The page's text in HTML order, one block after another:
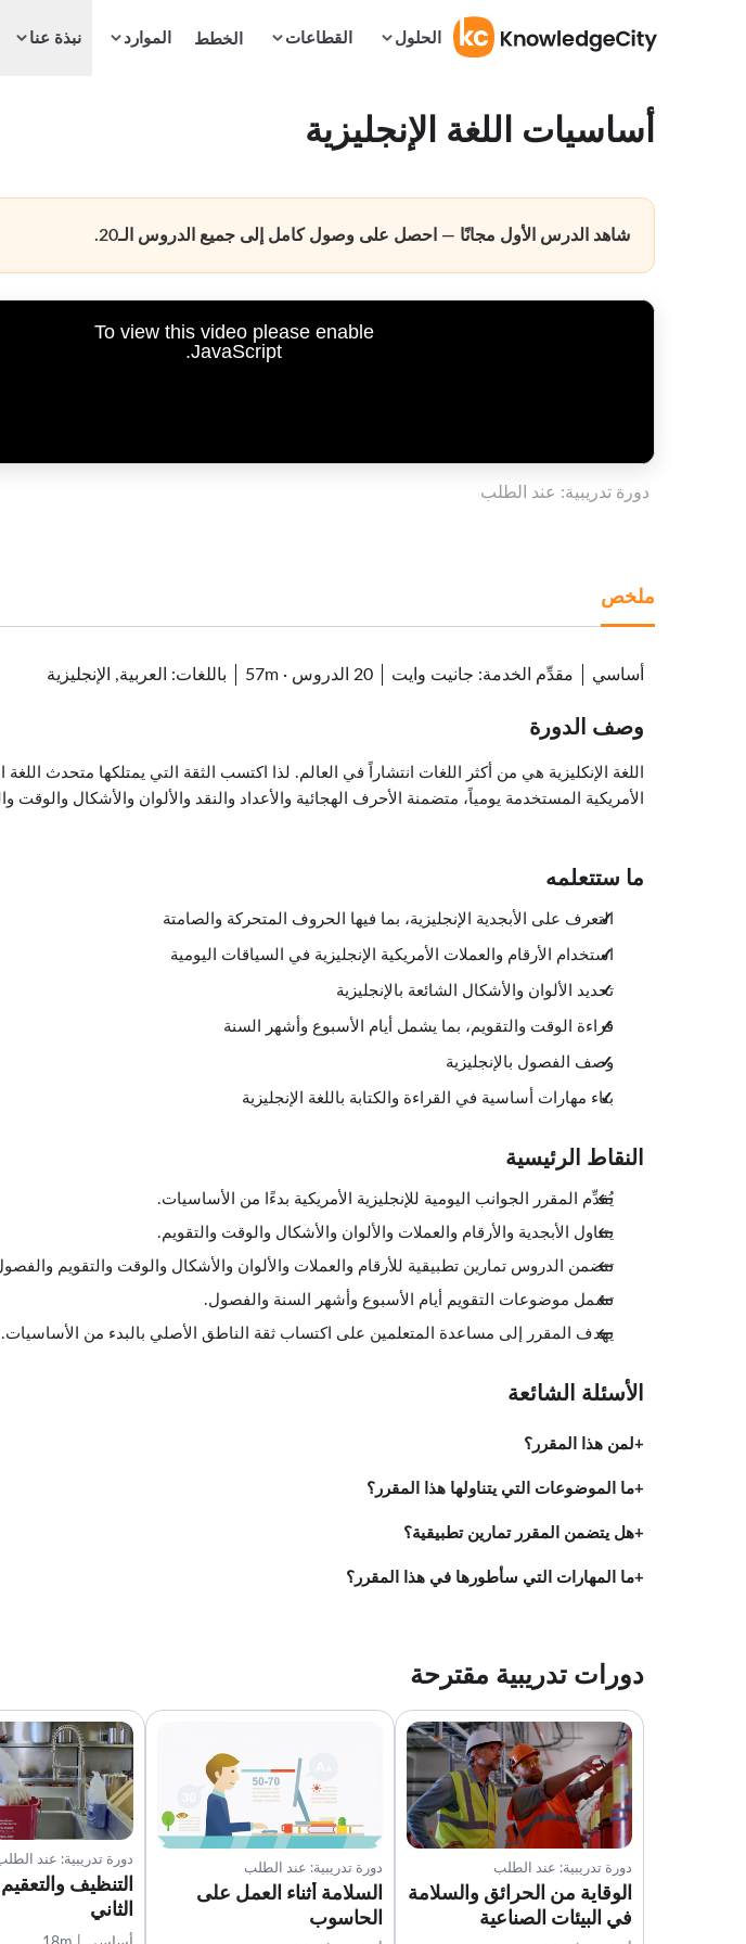
الحلول القطاعات الخطط الموارد نبذة عنا
أساسيات اللغة الإنجليزية
شاهد الدرس الأول مجانًا — احصل على وصول كامل إلى جميع الدروس الـ20.
To view this video please enable
JavaScript.
دورة تدريبية: عند الطلب
ملخص
أساسي مقدِّم الخدمة: جانيت وايت 20 الدروس ·
57m باللغات: العربية, الإنجليزية
وصف الدورة
اللغة الإنكليزية هي من أكثر اللغات انتشاراً في العالم. لذا اكتسب الثقة التي يمتلكها متحدث
الأمريكية المستخدمة يومياً، متضمنة الأحرف الهجائية والأعداد والنقد والألوان والأشكال والوقت
ما ستتعلمه
التعرف على الأبجدية الإنجليزية، بما فيها الحروف المتحركة والصامتة
استخدام الأرقام والعملات الأمريكية الإنجليزية في السياقات اليومية
تحديد الألوان والأشكال الشائعة بالإنجليزية
قراءة الوقت والتقويم، بما يشمل أيام الأسبوع وأشهر السنة
وصف الفصول بالإنجليزية
بناء مهارات أساسية في القراءة والكتابة باللغة الإنجليزية
النقاط الرئيسية
يُقدِّم المقرر الجوانب اليومية للإنجليزية الأمريكية بدءًا من الأساسيات.
يتناول الأبجدية والأرقام والعملات والألوان والأشكال والوقت والتقويم.
تتضمن الدروس تمارين تطبيقية للأرقام والعملات والألوان والأشكال والوقت والتقويم
تشمل موضوعات التقويم أيام الأسبوع وأشهر السنة والفصول.
يهدف المقرر إلى مساعدة المتعلمين على اكتساب ثقة الناطق الأصلي بالبدء من الأساسيات.
الأسئلة الشائعة
لمن هذا المقرر؟
ما الموضوعات التي يتناولها هذا المقرر؟
هل يتضمن المقرر تمارين تطبيقية؟
ما المهارات التي سأطورها في هذا المقرر؟
دورات تدريبية مقترحة
دورة تدريبية: عند الطلب
الوقاية من الحرائق والسلامة
في البيئات الصناعية
دورة تدريبية: عند الطلب
السلامة أثناء العمل على
الحاسوب
دورة تدريبية: عند
التنظيف
الثاني